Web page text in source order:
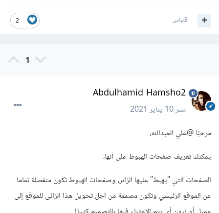
2 اقتباس
1
Abdulhamid Hamsho2
نشر10 يناير 2021
مرحبًا@علي العبدالله،
يمكنك تعريف صفحات الهبوط على أنها،
الصفحات التي "يهبط" عليها الزائر، وصفحات الهبوط تكون منفصلة تماما
عن الموقع الرئيسي وتكون مصممة من اجل تحويل هذا الزائى للموقع إلى